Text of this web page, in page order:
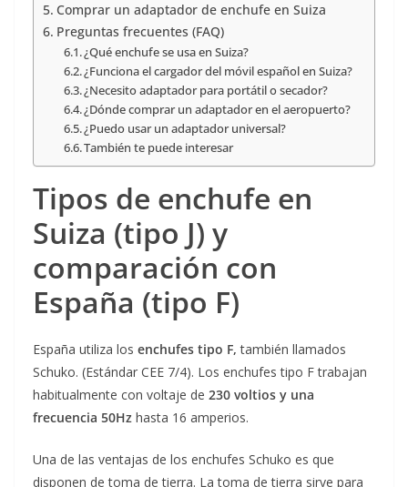
Comprar un adaptador de enchufe en Suiza
Preguntas frecuentes (FAQ)
¿Qué enchufe se usa en Suiza?
¿Funciona el cargador del móvil español en Suiza?
¿Necesito adaptador para portátil o secador?
¿Dónde comprar un adaptador en el aeropuerto?
¿Puedo usar un adaptador universal?
También te puede interesar
Tipos de enchufe en
Suiza (tipo J) y
comparación con
España (tipo F)
España utiliza los enchufes tipo F, también llamados
Schuko. (Estándar CEE 7/4). Los enchufes tipo F trabajan
habitualmente con voltaje de 230 voltios y una
frecuencia 50Hz hasta 16 amperios.
Una de las ventajas de los enchufes Schuko es que
disponen de toma de tierra. La toma de tierra sirve para